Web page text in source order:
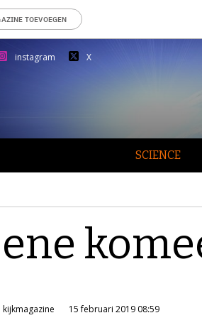
TOEVOEGEN
instagram X
SCIENCE
kijkmagazine 15 februari 2019 08:59